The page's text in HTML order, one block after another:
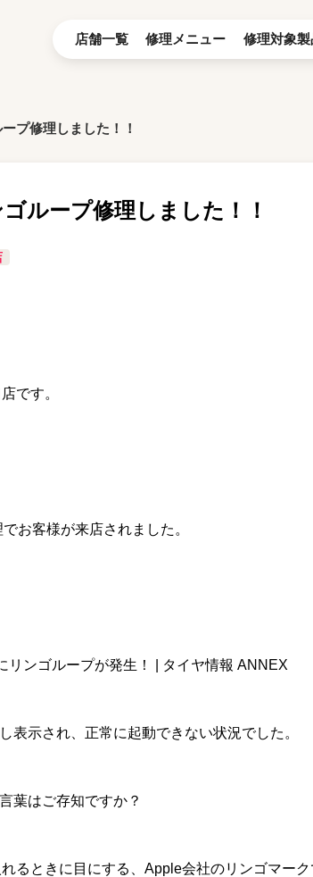
店舗一覧 修理メニュー 修理対象製
プ修理しました！！
ループ修理しました！！
です。
お客様が来店されました。
表示され、正常に起動できない状況でした。
葉はご存知ですか？
るときに目にする、Apple会社のリンゴマーク